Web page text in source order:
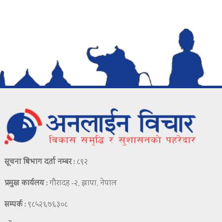
सूचना बिभाग दर्ता नम्बर : ८९२
प्रमुख कार्यलय :गौरादह -२, झापा, नेपाल
सम्पर्क : ९८५२६७६३०८